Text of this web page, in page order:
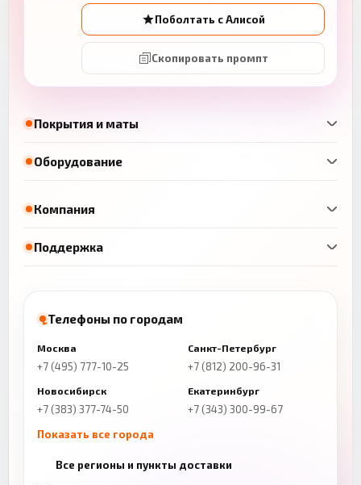
Покрытия и маты
Оборудование
Поболтать с Алисой
Скопировать промпт
Компания
Поддержка
Телефоны по городам
Москва
+7 (495) 777-10-25
Санкт-Петербург
+7 (812) 200-96-31
Новосибирск
+7 (383) 377-74-50
Екатеринбург
+7 (343) 300-99-67
Показать все города
+7 (843) 206-01-30
Все регионы и пункты доставки